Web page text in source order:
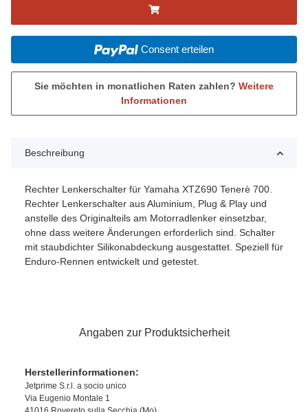
Consent erteilen
Sie möchten in monatlichen Raten zahlen? Weitere
Informationen
Beschreibung
Rechter Lenkerschalter für Yamaha XTZ690 Tenerè 700.
Rechter Lenkerschalter aus Aluminium, Plug & Play und
anstelle des Originalteils am Motorradlenker einsetzbar,
ohne dass weitere Änderungen erforderlich sind. Schalter
mit staubdichter Silikonabdeckung ausgestattet. Speziell für
Enduro-Rennen entwickelt und getestet.
Angaben zur Produktsicherheit
Herstellerinformationen:
Jetprime S.r.l. a socio unico
Via Eugenio Montale 1